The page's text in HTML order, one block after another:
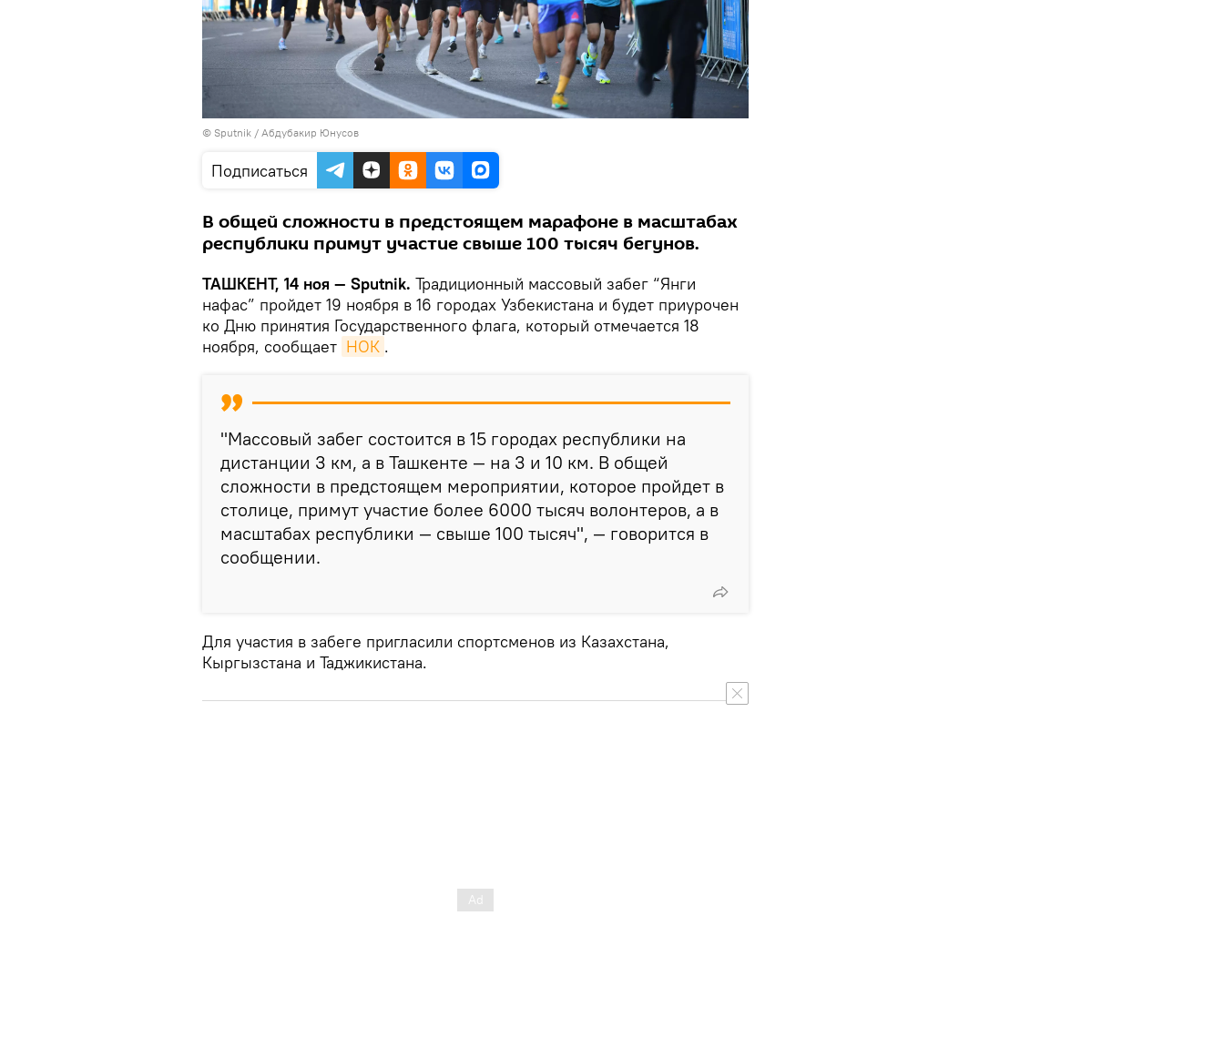
© Sputnik / Абдубакир Юнусов
Подписаться
В общей сложности в предстоящем марафоне в масштабах
республики примут участие свыше 100 тысяч бегунов.
ТАШКЕНТ, 14 ноя — Sputnik. Традиционный массовый забег “Янги
нафас” пройдет 19 ноября в 16 городах Узбекистана и будет приурочен
ко Дню принятия Государственного флага, который отмечается 18
ноября, сообщает НОК .
"Массовый забег состоится в 15 городах республики на
дистанции 3 км, а в Ташкенте — на 3 и 10 км. В общей
сложности в предстоящем мероприятии, которое пройдет в
столице, примут участие более 6000 тысяч волонтеров, а в
масштабах республики — свыше 100 тысяч", — говорится в
сообщении.
Для участия в забеге пригласили спортсменов из Казахстана,
Кыргызстана и Таджикистана.